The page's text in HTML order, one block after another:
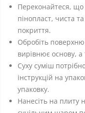
Переконайтеся, що
пінопласт, чиста
покриття.
Обробіть
вирівнює основу,
Суху суміш
інструкцій на
упаковку.
Нанесіть на плиту